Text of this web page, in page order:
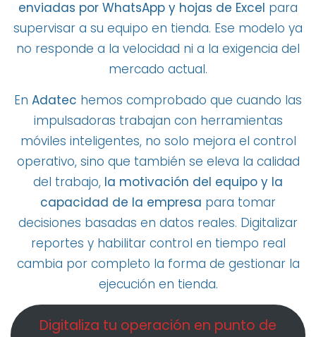
enviadas por WhatsApp y hojas de Excel para
supervisar a su equipo en tienda. Ese modelo ya
no responde a la velocidad ni a la exigencia del
mercado actual.
En Adatec hemos comprobado que cuando las
impulsadoras trabajan con herramientas
móviles inteligentes, no solo mejora el control
operativo, sino que también se eleva la calidad
del trabajo, la motivación del equipo y la
capacidad de la empresa para tomar
decisiones basadas en datos reales. Digitalizar
reportes y habilitar control en tiempo real
cambia por completo la forma de gestionar la
ejecución en tienda.
Digitaliza tu operación en punto de